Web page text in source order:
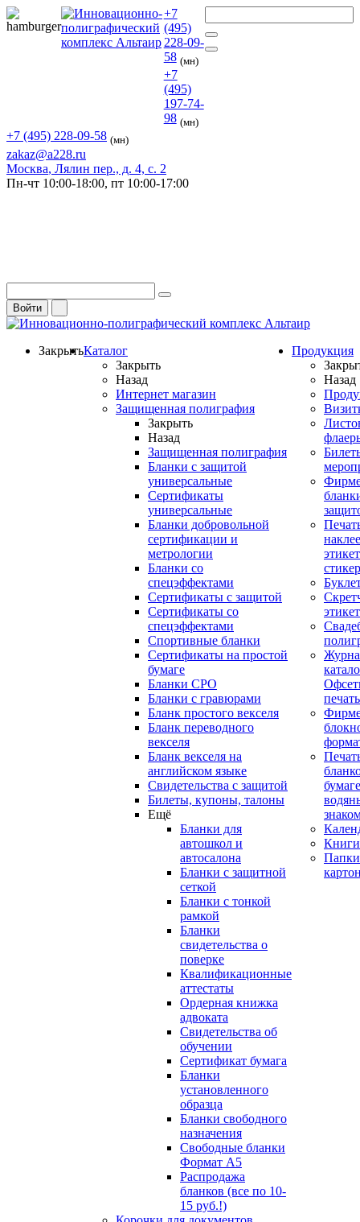
+7
(495)
228-09-
58 (мн)
+7
(495)
197-74-
98 (мн)
+7 (495) 228-09-58 (мн)
zakaz@a228.ru
Москва, Лялин пер., д. 4, с. 2
Пн-чт 10:00-18:00, пт 10:00-17:00
Войти
ЗакрытьКаталог
Закрыть
Назад
Интернет магазин
Защищенная полиграфия
Закрыть
Назад
Защищенная полиграфия
Бланки с защитой
универсальные
Сертификаты
универсальные
Бланки добровольной
сертификации и
метрологии
Бланки со
спецэффектами
Сертификаты с защитой
Сертификаты со
спецэффектами
Спортивные бланки
Cертификаты на простой
бумаге
Бланки СРО
Бланки с гравюрами
Бланк простого векселя
Бланк переводного
векселя
Бланк векселя на
английском языке
Свидетельства с защитой
Билеты, купоны, талоны
Ещё
Бланки для
автошкол и
автосалона
Бланки с защитной
сеткой
Бланки с тонкой
рамкой
Бланки
свидетельства о
поверке
Квалификационные
аттестаты
Ордерная книжка
адвоката
Свидетельства об
обучении
Сертификат бумага
Бланки
установленного
образца
Бланки свободного
назначения
Свободные бланки
Формат А5
Распродажа
бланков (все по 10-
15 руб.!)
Продукция
Назад
печать
Книги
Папки